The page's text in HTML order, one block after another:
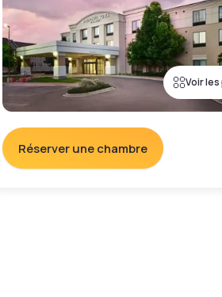
Voir
Réserver une chambre